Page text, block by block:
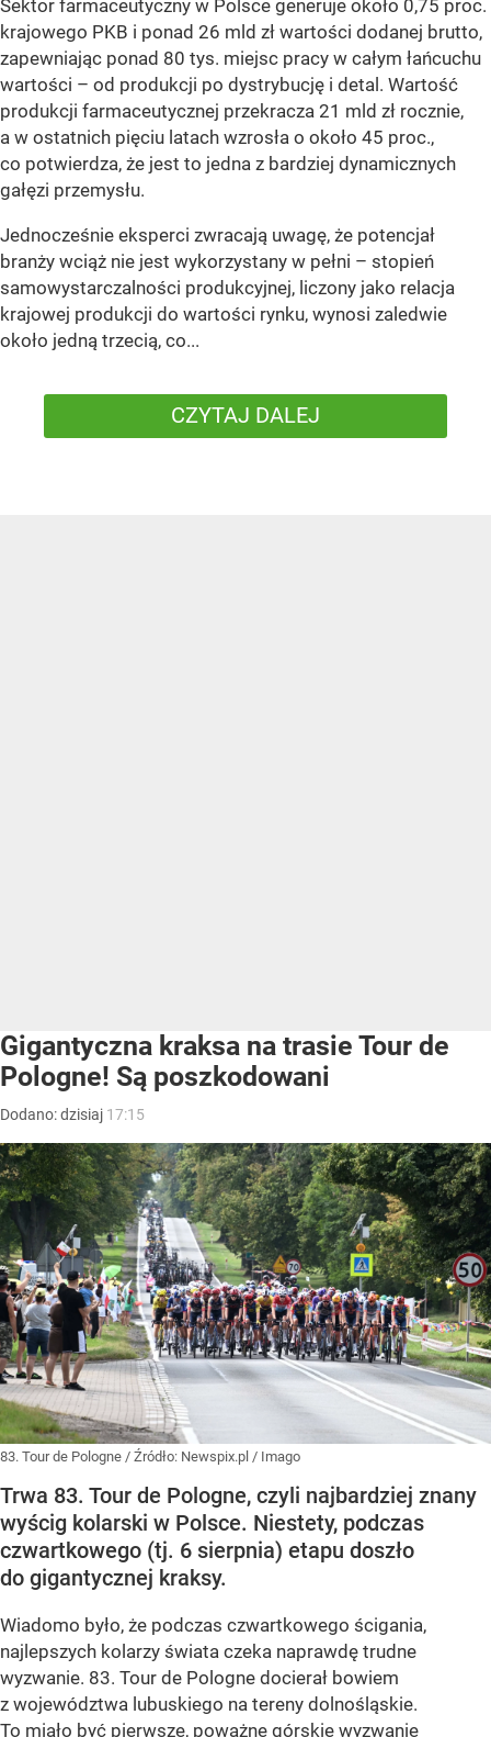
Sektor farmaceutyczny w Polsce generuje około 0,75 proc.
krajowego PKB i ponad 26 mld zł wartości dodanej brutto,
zapewniając ponad 80 tys. miejsc pracy w całym łańcuchu
wartości – od produkcji po dystrybucję i detal. Wartość
produkcji farmaceutycznej przekracza 21 mld zł rocznie,
a w ostatnich pięciu latach wzrosła o około 45 proc.,
co potwierdza, że jest to jedna z bardziej dynamicznych
gałęzi przemysłu.
Jednocześnie eksperci zwracają uwagę, że potencjał
branży wciąż nie jest wykorzystany w pełni – stopień
samowystarczalności produkcyjnej, liczony jako relacja
krajowej produkcji do wartości rynku, wynosi zaledwie
około jedną trzecią, co...
CZYTAJ DALEJ
Gigantyczna kraksa na trasie Tour de
Pologne! Są poszkodowani
Dodano:dzisiaj 17:15
83. Tour de Pologne / Źródło: Newspix.pl / Imago
Trwa 83. Tour de Pologne, czyli najbardziej znany
wyścig kolarski w Polsce. Niestety, podczas
czwartkowego (tj. 6 sierpnia) etapu doszło
do gigantycznej kraksy.
Wiadomo było, że podczas czwartkowego ścigania,
najlepszych kolarzy świata czeka naprawdę trudne
wyzwanie. 83. Tour de Pologne docierał bowiem
z województwa lubuskiego na tereny dolnośląskie.
To miało być pierwsze, poważne górskie wyzwanie